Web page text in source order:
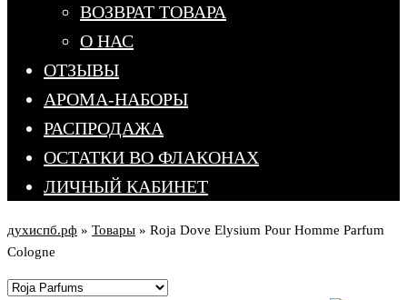
ВОЗВРАТ ТОВАРА
О НАС
ОТЗЫВЫ
АРОМА-НАБОРЫ
РАСПРОДАЖА
ОСТАТКИ ВО ФЛАКОНАХ
ЛИЧНЫЙ КАБИНЕТ
духиспб.рф » Товары » Roja Dove Elysium Pour Homme Parfum
Cologne